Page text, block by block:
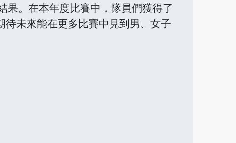
果。在本年度比賽中，隊員們獲得了
未來能在更多比賽中見到男、女子